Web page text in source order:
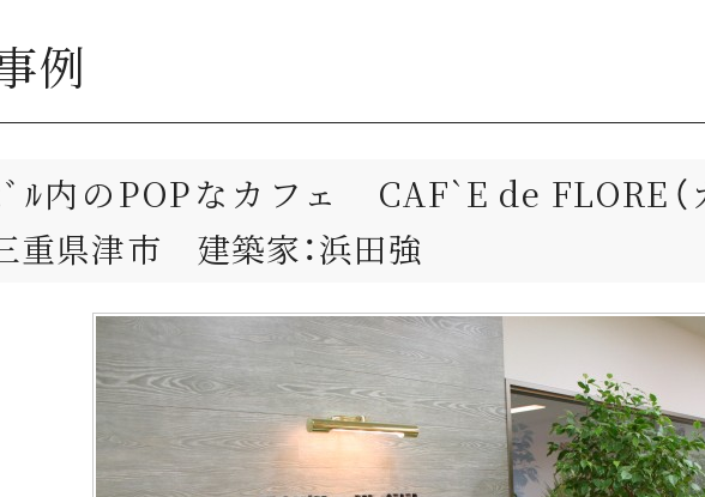
例
ﾙ内のPOPなカフェ CAF`E de FLORE（
重県津市 建築家：浜田強